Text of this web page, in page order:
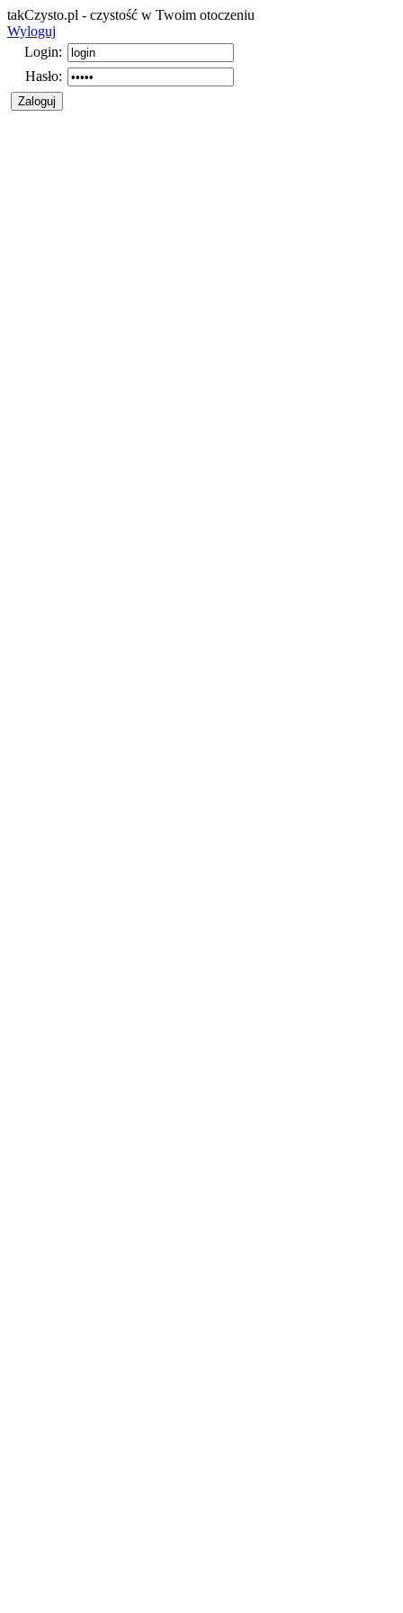
takCzysto.pl - czystość w Twoim otoczeniu
Wyloguj
Login:
Hasło: